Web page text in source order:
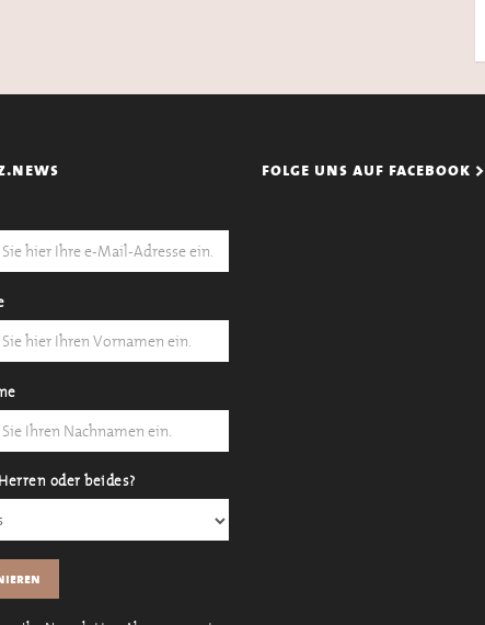
oder beides?
folge uns auf facebook >